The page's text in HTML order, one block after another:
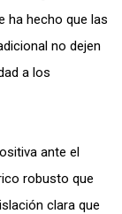
ha hecho que las
no dejen
a los
ante el
robusto que
clara que